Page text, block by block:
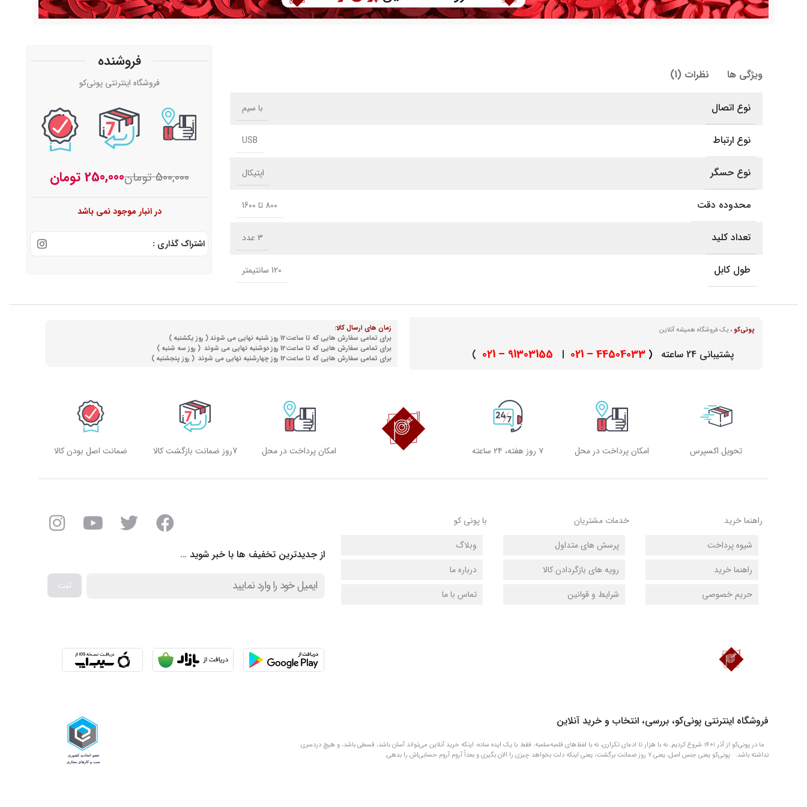
ویژگی ها نظرات (1)
نوع اتصال با سیم
نوع ارتباط USB
نوع حسگر اپتیکال
محدوده دقت 800 تا 1600
تعداد کلید 3 عدد
طول کابل 120 سانتیمتر
فروشنده
فروشگاه اینترنتی پونی‌کو
500,000 تومان250,000 تومان
در انبار موجود نمی باشد
اشتراک گذاری :
پونی‌کو ،یک فروشگاه همیشه آنلاین
پشتیبانی 24 ساعته (
44504033 – 021
|
91303155 – 021
)
زمان های ارسال کالا:
برای تمامی سفارش هایی که تا ساعت12 روز شنبه نهایی می شوند
( روز یکشنبه )
برای تمامی سفارش هایی که تا ساعت12 روز دوشنبه نهایی می شوند
( روز سه شنبه )
برای تمامی سفارش هایی که تا ساعت12 روز چهارشنبه نهایی می شوند
) روز پنجشنبه )
تحویل اکسپرس امکان پرداخت در محل ۷ روز هفته، ۲۴ ساعته امکان پرداخت در محل 7روز ضمانت بازگشت کالا ضمانت اصل بودن کالا
راهنما خرید
شیوه پرداخت
راهنما خرید
حریم خصوصی
خدمات مشتریان
پرسش های متداول
رویه های بازگردادن کالا
شرایط و قوانین
با پونی کو
وبلاگ
درباره ما
تماس با ما
از جدیدترین تخفیف ها با خبر شوید …
فروشگاه اینترنتی پونی‌کو، بررسی، انتخاب و خرید آنلاین
ما در پونی‌کو از آذر ۱۴۰۱ شروع کردیم. نه با هزار تا ادعای تکراری، نه با لفظ‌های قلمبه‌سلمبه. فقط با یک ایده ساده: اینکه خرید آنلاین می‌تواند آسان باشد، قسطی باشد، و هیچ دردسری
نداشته باشد. پونی‌کو یعنی جنس اصل، یعنی ۷ روز ضمانت برگشت، یعنی اینکه دلت بخواهد چیزی را الان بگیری و بعداً آروم آروم حسابی‌اش را بدهی.